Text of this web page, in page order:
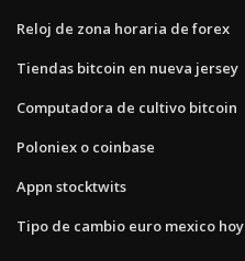
Reloj de zona horaria de forex
Tiendas bitcoin en nueva jersey
Computadora de cultivo bitcoin
Poloniex o coinbase
Appn stocktwits
Tipo de cambio euro mexico hoy